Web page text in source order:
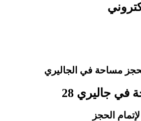
لحجز مساحة في الجاليري
جاليري 28
الحجز